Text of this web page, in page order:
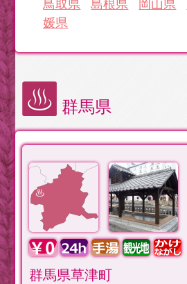
鳥取県
島根県 岡山県
媛県
群馬県
群馬県草津町